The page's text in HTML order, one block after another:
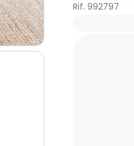
Rif. 992797